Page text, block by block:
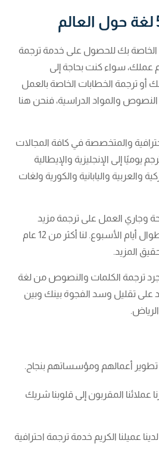
بك للحصول على خدمة ترجمة
عملك، سواء كنت بحاجة إلى
أو ترجمة الخطابات الخاصة بالعمل
النصوص والمواد الدراسية، فنحن هنا
والمتخصصة في كافة المجالات
إلى الإنجليزية والإيطالية
والعربية واليابانية والكورية ولغات
ولقد انتهينا من ترجمة أكثر من 484 ألف صفحة وجاري العمل على ترجمة مزيد
المشروعات والأوراق. نحن لا نتوقف عن الترجمة على مدار الساعة طوال أيام الأسبوع. لنا أكثر من 12 عام
ترجمة الكلمات والنصوص من لغة
على تقليل وسد الفجوة بينك وبين
تطوير أعمالهم ومؤسساتهم بنجاح.
عملائنا المقربون إلى قلوبنا شريك
عميلنا الكريم خدمة ترجمة احترافية